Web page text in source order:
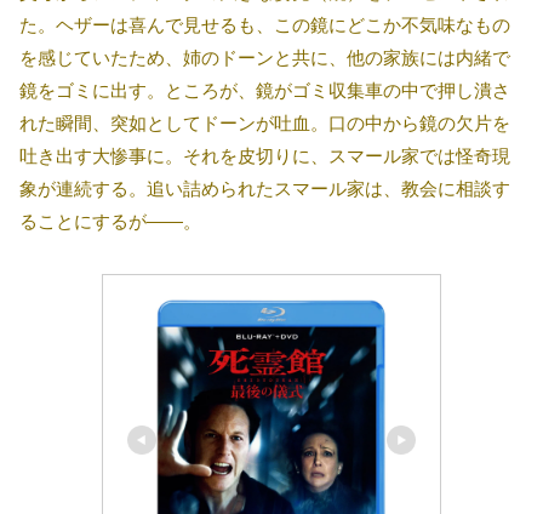
た。ヘザーは喜んで見せるも、この鏡にどこか不気味なもの
を感じていたため、姉のドーンと共に、他の家族には内緒で
鏡をゴミに出す。ところが、鏡がゴミ収集車の中で押し潰さ
れた瞬間、突如としてドーンが吐血。口の中から鏡の欠片を
吐き出す大惨事に。それを皮切りに、スマール家では怪奇現
象が連続する。追い詰められたスマール家は、教会に相談す
ることにするが――。